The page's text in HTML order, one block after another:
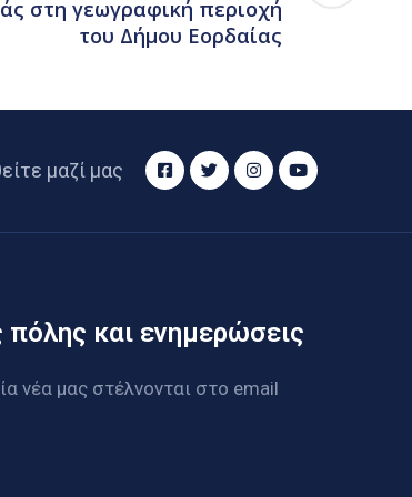
στη γεωγραφική περιοχή
του Δήμου Εορδαίας
μαζί μας
πόλης και ενημερώσεις
νέα μας στέλνονται στο email